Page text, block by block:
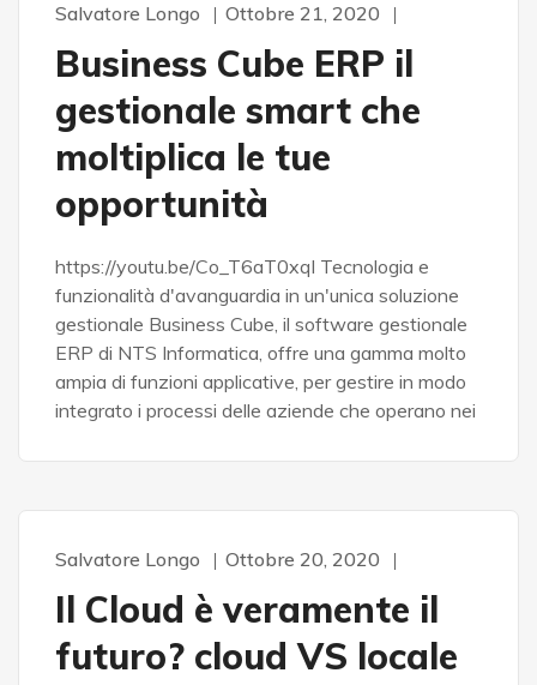
CLOUD INFORMATICA
SOFTWARE
SVILUPPO E PROGETTI
Salvatore Longo Ottobre 21, 2020
Business Cube ERP il
gestionale smart che
moltiplica le tue
opportunità
https://youtu.be/Co_T6aT0xqI Tecnologia e
funzionalità d'avanguardia in un'unica soluzione
gestionale Business Cube, il software gestionale
ERP di NTS Informatica, offre una gamma molto
ampia di funzioni applicative, per gestire in modo
integrato i processi delle aziende che operano nei
CLOUD INFORMATICA SERVER
SVILUPPO E PROGETTI
Salvatore Longo Ottobre 20, 2020
Il Cloud è veramente il
futuro? cloud VS locale